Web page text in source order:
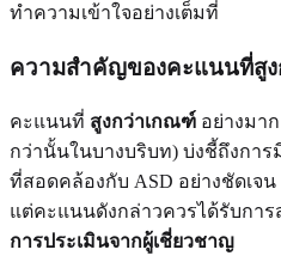
ทำความเข้าใจอย่างเต็มที่
ความสำคัญของคะแนนที่สู
คะแนนที่ สูงกว่าเกณฑ์ อย่างมา
กว่านั้นในบางบริบท) บ่งชี้ถึงกา
ที่สอดคล้องกับ ASD อย่างชัดเจ
แต่คะแนนดังกล่าวควรได้รับกา
การประเมินจากผู้เชี่ยวชาญ